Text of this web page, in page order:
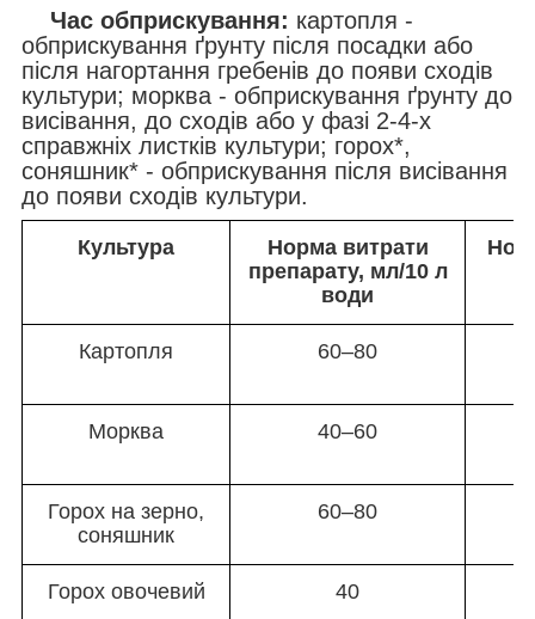
Час обприскування: картопля -
обприскування ґрунту після посадки або
після нагортання гребенів до появи сходів
культури; морква - обприскування ґрунту до
висівання, до сходів або у фазі 2-4-х
справжніх листків культури; горох*,
соняшник* - обприскування після висівання
до появи сходів культури.
Культура
Норма витрати
препарату, мл/10 л
води
Картопля 60–80
Морква 40–60
Горох на зерно,
соняшник
60–80
Горох овочевий 40